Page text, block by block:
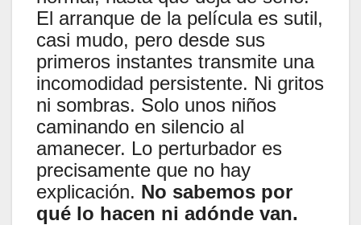
El arranque de la película es sutil,
casi mudo, pero desde sus
primeros instantes transmite una
incomodidad persistente. Ni gritos
ni sombras. Solo unos niños
caminando en silencio al
amanecer. Lo perturbador es
precisamente que no hay
explicación. No sabemos por
qué lo hacen ni adónde van.